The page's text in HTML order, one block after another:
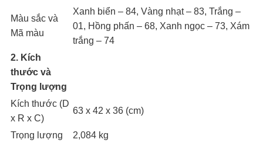
Màu sắc và
Mã màu
Xanh biển – 84, Vàng nhạt – 83, Trắng –
01, Hồng phấn – 68, Xanh ngọc – 73, Xám
trắng – 74
2. Kích
thước và
Trọng lượng
Kích thước (D
x R x C)
63 x 42 x 36 (cm)
Trọng lượng
2,084 kg